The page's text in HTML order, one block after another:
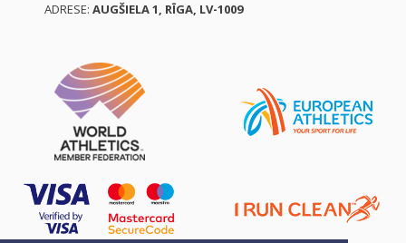
ADRESE: AUGŠIELA 1, RĪGA, LV-1009